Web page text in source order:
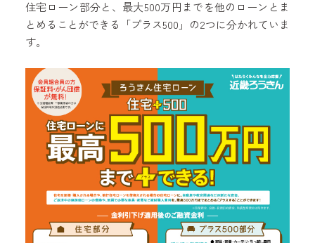
住宅ローン部分と、最大500万円までを他のローンとま
とめることができる「プラス500」の2つに分かれていま
す。